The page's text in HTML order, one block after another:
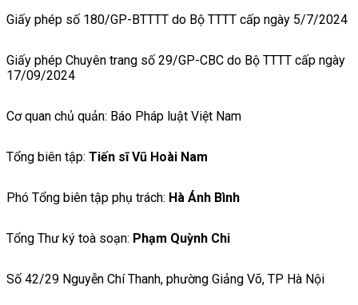
Giấy phép số 180/GP-BTTTT do Bộ TTTT cấp ngày 5/7/2024
Giấy phép Chuyên trang số 29/GP-CBC do Bộ TTTT cấp ngày
17/09/2024
Cơ quan chủ quản: Báo Pháp luật Việt Nam
Tổng biên tập: Tiến sĩ Vũ Hoài Nam
Phó Tổng biên tập phụ trách: Hà Ánh Bình
Tổng Thư ký toà soạn: Phạm Quỳnh Chi
Số 42/29 Nguyễn Chí Thanh, phường Giảng Võ, TP Hà Nội